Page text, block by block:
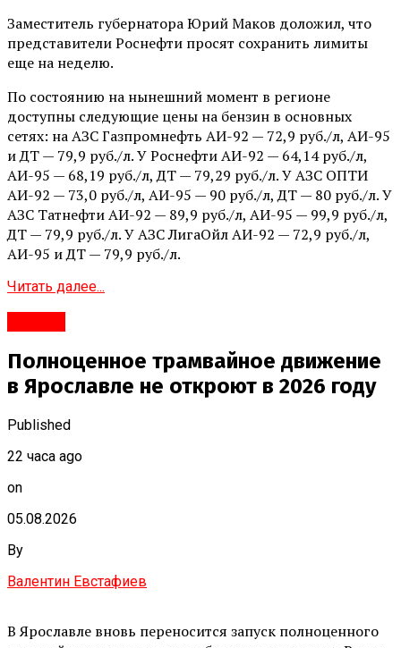
Заместитель губернатора Юрий Маков доложил, что
представители Роснефти просят сохранить лимиты
еще на неделю.
По состоянию на нынешний момент в регионе
доступны следующие цены на бензин в основных
сетях: на АЗС Газпромнефть АИ-92 — 72,9 руб./л, АИ-95
и ДТ — 79,9 руб./л. У Роснефти АИ-92 — 64,14 руб./л,
АИ-95 — 68,19 руб./л, ДТ — 79,29 руб./л. У АЗС ОПТИ
АИ-92 — 73,0 руб./л, АИ-95 — 90 руб./л, ДТ — 80 руб./л. У
АЗС Татнефти АИ-92 — 89,9 руб./л, АИ-95 — 99,9 руб./л,
ДТ — 79,9 руб./л. У АЗС ЛигаОйл АИ-92 — 72,9 руб./л,
АИ-95 и ДТ — 79,9 руб./л.
Читать далее...
Полноценное трамвайное движение
в Ярославле не откроют в 2026 году
Published
22 часа ago
on
05.08.2026
By
Валентин Евстафиев
В Ярославле вновь переносится запуск полноценного